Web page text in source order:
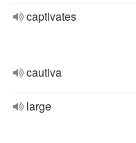
captivates
cautiva
large